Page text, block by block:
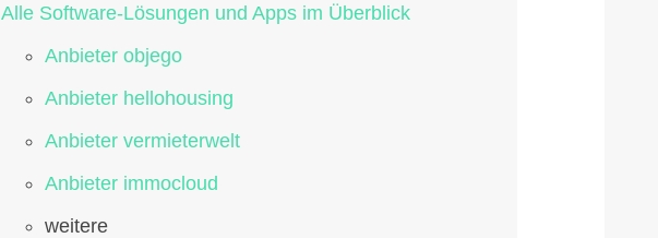
Alle Software-Lösungen und Apps im Überblick
Anbieter objego
Anbieter hellohousing
Anbieter vermieterwelt
Anbieter immocloud
weitere